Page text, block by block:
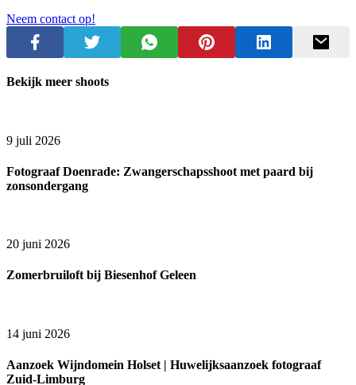
Neem contact op!
Bekijk meer shoots
9 juli 2026
Fotograaf Doenrade: Zwangerschapsshoot met paard bij
zonsondergang
20 juni 2026
Zomerbruiloft bij Biesenhof Geleen
14 juni 2026
Aanzoek Wijndomein Holset | Huwelijksaanzoek fotograaf
Zuid-Limburg